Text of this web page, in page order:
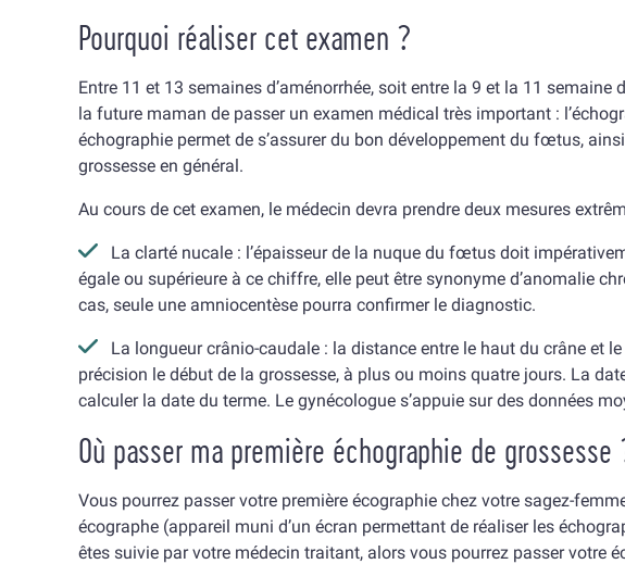
Pourquoi réaliser cet examen ?
Entre 11 et 13 semaines d’aménorrhée, soit entre la 9 et la 11 semaine
la future maman de passer un examen médical très important :
échographie permet de s’assurer du bon développement du fœtus,
grossesse en général.
Au cours de cet examen, le médecin devra prendre deux mesures
La clarté nucale : l’épaisseur de la nuque du fœtus doit
égale ou supérieure à ce chiffre, elle peut être synonyme d’anomalie
cas, seule une amniocentèse pourra confirmer le diagnostic.
La longueur crânio-caudale : la distance entre le haut du crâne et
précision le début de la grossesse, à plus ou moins quatre jours. La
calculer la date du terme. Le gynécologue s’appuie sur des données
Où passer ma première échographie de grossesse
Vous pourrez passer votre première écographie chez votre sagez-
écographe (appareil muni d’un écran permettant de réaliser les
êtes suivie par votre médecin traitant, alors vous pourrez passer votre